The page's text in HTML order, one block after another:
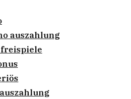
auszahlung